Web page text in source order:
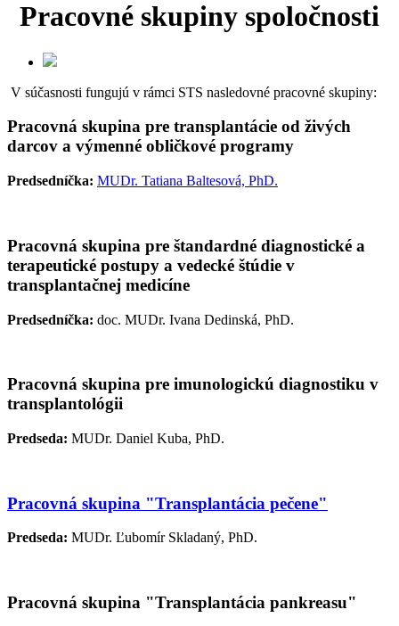
Pracovné skupiny spoločnosti
V súčasnosti fungujú v rámci STS nasledovné pracovné skupiny:
Pracovná skupina pre transplantácie od živých
darcov a výmenné obličkové programy
Predsedníčka: MUDr. Tatiana Baltesová, PhD.
Pracovná skupina pre štandardné diagnostické a
terapeutické postupy a vedecké štúdie v
transplantačnej medicíne
Predsedníčka: doc. MUDr. Ivana Dedinská, PhD.
Pracovná skupina pre imunologickú diagnostiku v
transplantológii
Predseda: MUDr. Daniel Kuba, PhD.
Pracovná skupina "Transplantácia pečene"
Predseda: MUDr. Ľubomír Skladaný, PhD.
Pracovná skupina "Transplantácia pankreasu"